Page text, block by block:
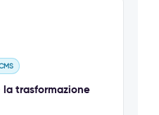
la trasformazione